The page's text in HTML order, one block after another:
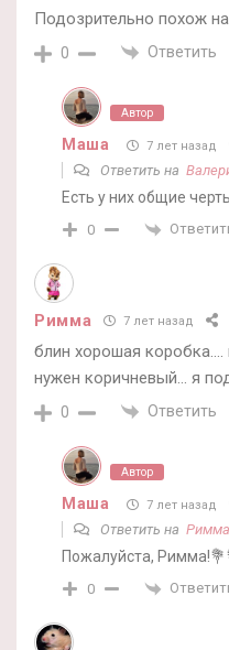
Подозрительно похож
0 Ответить
Автор
Маша 7 лет назад
Ответить на
Есть у них общие
0
Римма 7 лет назад
блин хорошая
нужен коричневый… я
0 Ответить
Автор
Маша 7 лет назад
Ответить на Римма
Пожалуйста,
0